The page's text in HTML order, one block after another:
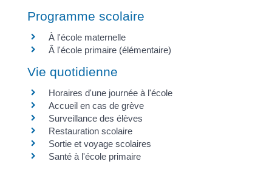
Programme scolaire
À l'école maternelle
Â l'école primaire (élémentaire)
Vie quotidienne
Horaires d'une journée à l'école
Accueil en cas de grève
Surveillance des élèves
Restauration scolaire
Sortie et voyage scolaires
Santé à l'école primaire